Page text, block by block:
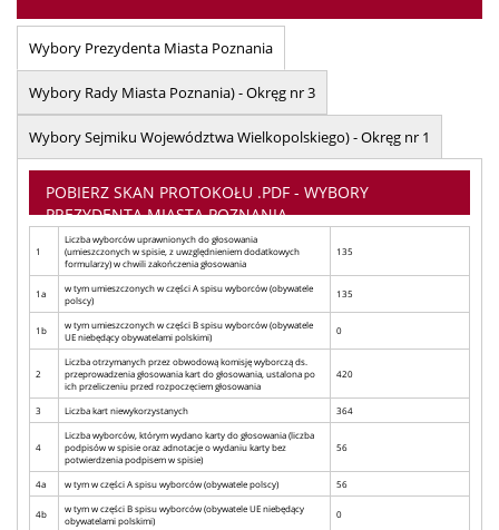
Wybory Prezydenta Miasta Poznania
Wybory Rady Miasta Poznania) - Okręg nr 3
Wybory Sejmiku Województwa Wielkopolskiego) - Okręg nr 1
POBIERZ SKAN PROTOKOŁU .PDF - WYBORY
PREZYDENTA MIASTA POZNANIA
1
Liczba wyborców uprawnionych do głosowania
(umieszczonych w spisie, z uwzględnieniem dodatkowych
formularzy) w chwili zakończenia głosowania
135
1a
w tym umieszczonych w części A spisu wyborców (obywatele
polscy)
135
1b
w tym umieszczonych w części B spisu wyborców (obywatele
UE niebędący obywatelami polskimi)
0
2
Liczba otrzymanych przez obwodową komisję wyborczą ds.
przeprowadzenia głosowania kart do głosowania, ustalona po
ich przeliczeniu przed rozpoczęciem głosowania
420
3 Liczba kart niewykorzystanych 364
4
Liczba wyborców, którym wydano karty do głosowania (liczba
podpisów w spisie oraz adnotacje o wydaniu karty bez
potwierdzenia podpisem w spisie)
56
4a w tym w części A spisu wyborców (obywatele polscy) 56
4b
w tym w części B spisu wyborców (obywatele UE niebędący
obywatelami polskimi)
0